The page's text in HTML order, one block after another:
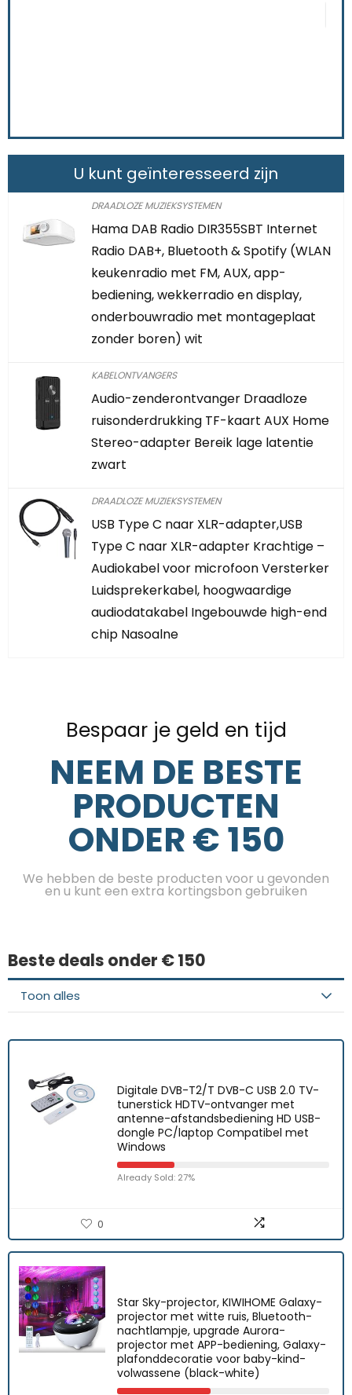
U kunt geïnteresseerd zijn
DRAADLOZE MUZIEKSYSTEMEN
Hama DAB Radio DIR355SBT Internet
Radio DAB+, Bluetooth & Spotify (WLAN
keukenradio met FM, AUX, app-
bediening, wekkerradio en display,
onderbouwradio met montageplaat
zonder boren) wit
KABELONTVANGERS
Audio-zenderontvanger Draadloze
ruisonderdrukking TF-kaart AUX Home
Stereo-adapter Bereik lage latentie
zwart
DRAADLOZE MUZIEKSYSTEMEN
USB Type C naar XLR-adapter,USB
Type C naar XLR-adapter Krachtige –
Audiokabel voor microfoon Versterker
Luidsprekerkabel, hoogwaardige
audiodatakabel Ingebouwde high-end
chip Nasoalne
Bespaar je geld en tijd
NEEM DE BESTE
PRODUCTEN
ONDER € 150
We hebben de beste producten voor u gevonden
en u kunt een extra kortingsbon gebruiken
Beste deals onder € 150
Toon alles
Digitale DVB-T2/T DVB-C USB 2.0 TV-
tunerstick HDTV-ontvanger met
antenne-afstandsbediening HD USB-
dongle PC/laptop Compatibel met
Windows
Already Sold: 27%
0
Star Sky-projector, KIWIHOME Galaxy-
projector met witte ruis, Bluetooth-
nachtlampje, upgrade Aurora-
projector met APP-bediening, Galaxy-
plafonddecoratie voor baby-kind-
volwassene (black-white)